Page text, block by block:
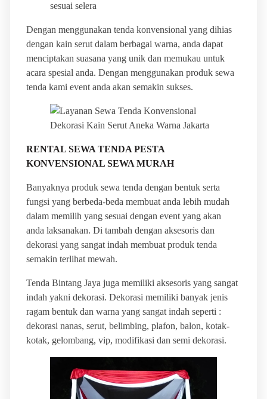
sesuai selera
Dengan menggunakan tenda konvensional yang dihias
dengan kain serut dalam berbagai warna, anda dapat
menciptakan suasana yang unik dan memukau untuk
acara spesial anda. Dengan menggunakan produk sewa
tenda kami event anda akan semakin sukses.
RENTAL SEWA TENDA PESTA
KONVENSIONAL SEWA MURAH
Banyaknya produk sewa tenda dengan bentuk serta
fungsi yang berbeda-beda membuat anda lebih mudah
dalam memilih yang sesuai dengan event yang akan
anda laksanakan. Di tambah dengan aksesoris dan
dekorasi yang sangat indah membuat produk tenda
semakin terlihat mewah.
Tenda Bintang Jaya juga memiliki aksesoris yang sangat
indah yakni dekorasi. Dekorasi memiliki banyak jenis
ragam bentuk dan warna yang sangat indah seperti :
dekorasi nanas, serut, belimbing, plafon, balon, kotak-
kotak, gelombang, vip, modifikasi dan semi dekorasi.